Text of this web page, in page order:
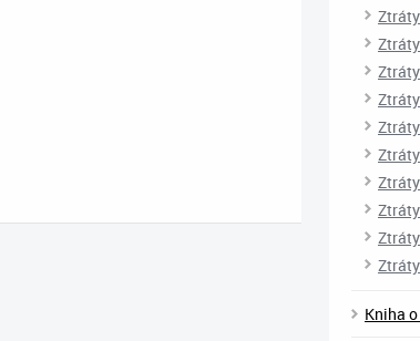
Kniha